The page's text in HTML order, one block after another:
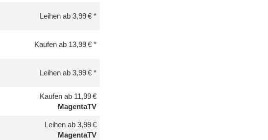
Leihen ab 3,99 €
Kaufen ab 13,99 €
Leihen ab 3,99 €
Kaufen ab 11,99 €
MagentaTV
Leihen ab 3,99 €
MagentaTV